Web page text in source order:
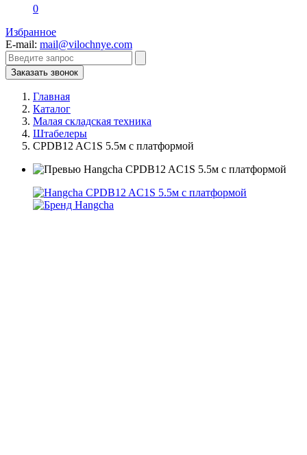
0
Избранное
E-mail: mail@vilochnye.com
Заказать звонок
Главная
Каталог
Малая складская техника
Штабелеры
CPDB12 AC1S 5.5м с платформой